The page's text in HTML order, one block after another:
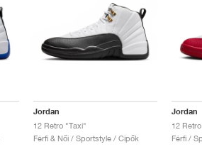
Jordan
12 Retro "Taxi"
Férfi & Női / Sportstyle / Cipők
Jordan
12
Férfi /